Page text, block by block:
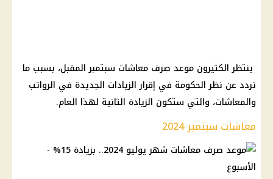
ينتظر الكثيرون موعد صرف معاشات سبتمبر المقبل، بسبب ما
تردد عن نظر الحكومة في إقرار الزيادات الجديدة في الرواتب
والمعاشات، والتي ستكون الزيادة الثانية لهذا العام.
معاشات سبتمبر 2024